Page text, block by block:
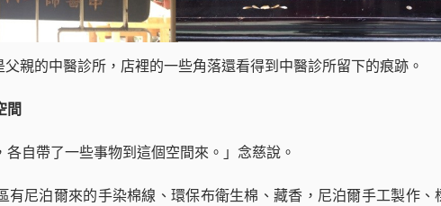
父親的中醫診所，店裡的一些角落還看得到中醫診所留下的痕跡。
間
各自帶了一些事物到這個空間來。」念慈說。
有尼泊爾來的手染棉線、環保布衛生棉、藏香，尼泊爾手工製作、